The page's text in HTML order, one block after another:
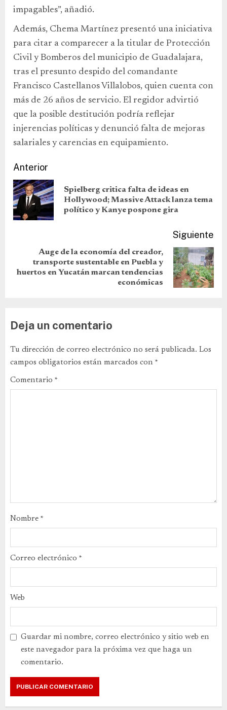
impagables”, añadió.
Además, Chema Martínez presentó una iniciativa
para citar a comparecer a la titular de Protección
Civil y Bomberos del municipio de Guadalajara,
tras el presunto despido del comandante
Francisco Castellanos Villalobos, quien cuenta con
más de 26 años de servicio. El regidor advirtió
que la posible destitución podría reflejar
injerencias políticas y denunció falta de mejoras
salariales y carencias en equipamiento.
Anterior
Spielberg critica falta de ideas en
Hollywood; Massive Attack lanza tema
político y Kanye pospone gira
Siguiente
Auge de la economía del creador,
transporte sustentable en Puebla y
huertos en Yucatán marcan tendencias
económicas
Deja un comentario
Tu dirección de correo electrónico no será publicada. Los
campos obligatorios están marcados con *
Comentario *
Nombre *
Correo electrónico *
Web
Guardar mi nombre, correo electrónico y sitio web en
este navegador para la próxima vez que haga un
comentario.